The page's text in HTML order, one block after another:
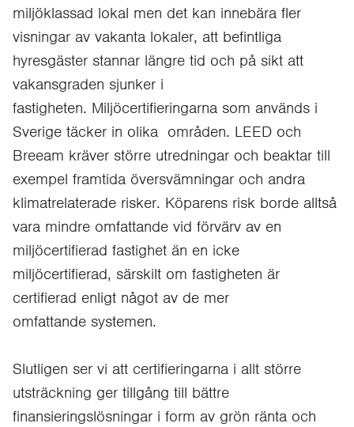
miljöklassad lokal men det kan innebära fler
visningar av vakanta lokaler, att befintliga
hyresgäster stannar längre tid och på sikt att
vakansgraden sjunker i
fastigheten. Miljöcertifieringarna som används i
Sverige täcker in olika områden. LEED och
Breeam kräver större utredningar och beaktar till
exempel framtida översvämningar och andra
klimatrelaterade risker. Köparens risk borde alltså
vara mindre omfattande vid förvärv av en
miljöcertifierad fastighet än en icke
miljöcertifierad, särskilt om fastigheten är
certifierad enligt något av de mer
omfattande systemen.
Slutligen ser vi att certifieringarna i allt större
utsträckning ger tillgång till bättre
finansieringslösningar i form av grön ränta och